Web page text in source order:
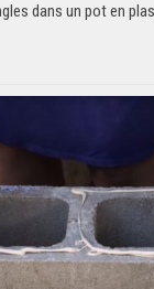
dans un pot en